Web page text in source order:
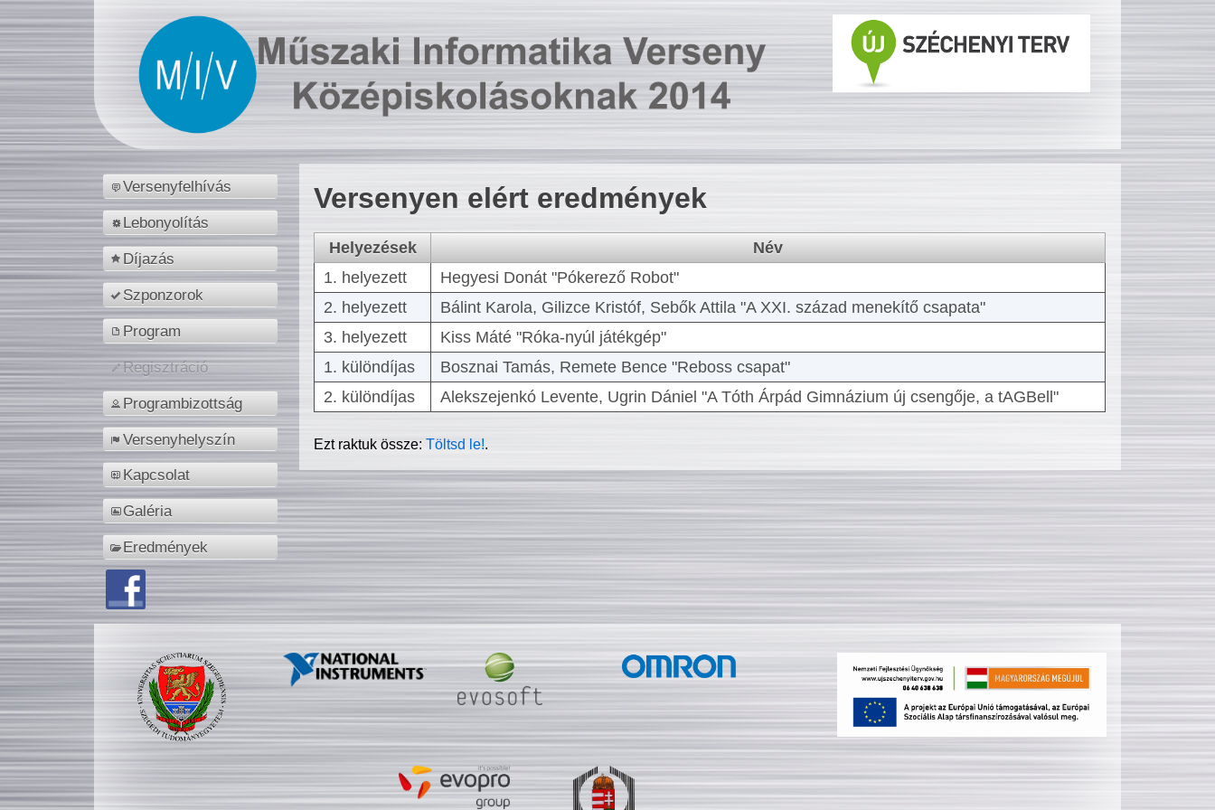
Versenyfelhívás
Lebonyolítás
Díjazás
Szponzorok
Program
Regisztráció
Programbizottság
Versenyhelyszín
Kapcsolat
Galéria
Eredmények
Versenyen elért eredmények
Helyezések
Név
1. helyezett
Hegyesi Donát "Pókerező Robot"
2. helyezett
Bálint Karola, Gilizce Kristóf, Sebők Attila "A XXI. század menekítő csapata"
3. helyezett
Kiss Máté "Róka-nyúl játékgép"
1. különdíjas
Bosznai Tamás, Remete Bence "Reboss csapat"
2. különdíjas
Alekszejenkó Levente, Ugrin Dániel "A Tóth Árpád Gimnázium új csengője, a tAGBell"
Ezt raktuk össze:Töltsd le!.